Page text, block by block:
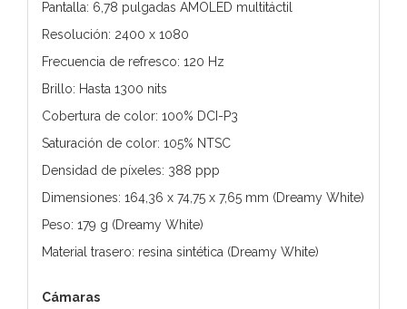
Pantalla: 6,78 pulgadas AMOLED multitáctil
Resolución: 2400 x 1080
Frecuencia de refresco: 120 Hz
Brillo: Hasta 1300 nits
Cobertura de color: 100% DCI-P3
Saturación de color: 105% NTSC
Densidad de píxeles: 388 ppp
Dimensiones: 164,36 x 74,75 x 7,65 mm (Dreamy White)
Peso: 179 g (Dreamy White)
Material trasero: resina sintética (Dreamy White)
Cámaras